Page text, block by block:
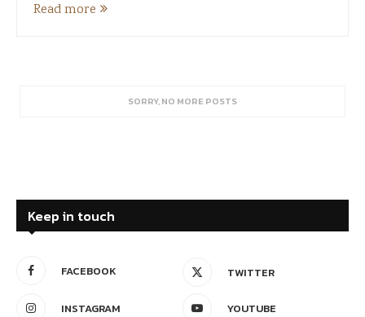
Read more
SORRY, NO MORE POSTS
Keep in touch
FACEBOOK TWITTER
INSTAGRAM YOUTUBE